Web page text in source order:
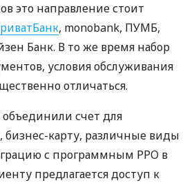
это направление стоит
, monobank, ПУМБ,
Банк. В то же время набор
условия обслуживания
отличаться.
счет для
карту, различные виды
с программным РРО в
предлагается доступ к